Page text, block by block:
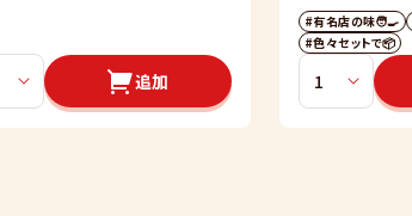
追加
#有名店の味🧑‍🍳
#色々セットで📦